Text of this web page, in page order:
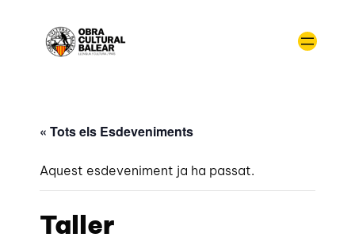
« Tots els Esdeveniments
Aquest esdeveniment ja ha passat.
Taller